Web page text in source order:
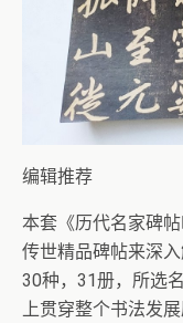
编辑推荐
本套《历代名家碑
传世精品碑帖来深
30种，31册，所选
上贯穿整个书法发